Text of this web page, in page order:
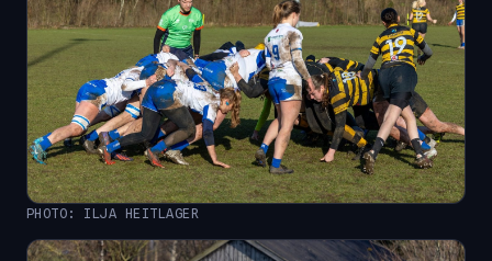
PHOTO: ILJA HEITLAGER